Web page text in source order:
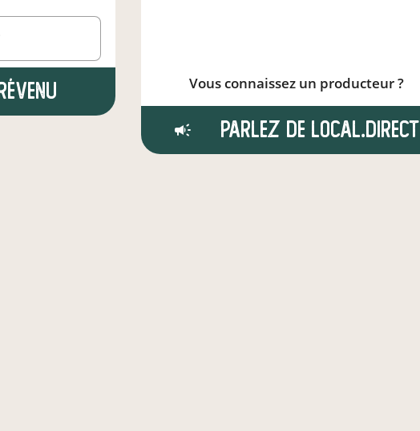
Vous connaissez un producteur ?
Parlez de local.direct